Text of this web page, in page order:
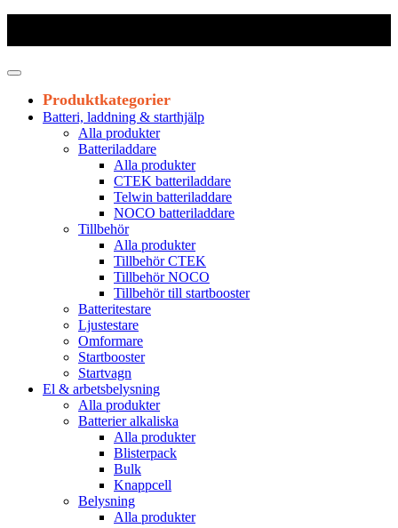
Produktkategorier
Batteri, laddning & starthjälp
Alla produkter
Batteriladdare
Alla produkter
CTEK batteriladdare
Telwin batteriladdare
NOCO batteriladdare
Tillbehör
Alla produkter
Tillbehör CTEK
Tillbehör NOCO
Tillbehör till startbooster
Batteritestare
Ljustestare
Omformare
Startbooster
Startvagn
El & arbetsbelysning
Alla produkter
Batterier alkaliska
Alla produkter
Blisterpack
Bulk
Knappcell
Belysning
Alla produkter